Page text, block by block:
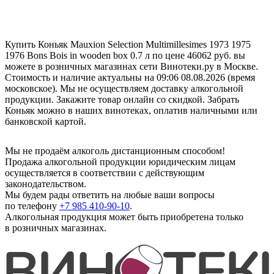
Купить Коньяк Mauxion Selection Multimillesimes 1973 1975
1976 Bons Bois in wooden box 0.7 л по цене 46062 руб. вы
можете в розничных магазинах сети Винотеки.ру в Москве.
Стоимость и наличие актуальны на 09:06 08.08.2026 (время
московское). Мы не осуществляем доставку алкогольной
продукции. Закажите товар онлайн со скидкой. Забрать
Коньяк можно в наших винотеках, оплатив наличными или
банковской картой.
Мы не продаём алкоголь дистанционным способом!
Продажа алкогольной продукции юридическим лицам
осуществляется в соответствии с действующим
законодательством.
Мы будем рады ответить на любые ваши вопросы
по телефону +7 985 410-90-10.
Алкогольная продукция может быть приобретена только
в розничных магазинах.